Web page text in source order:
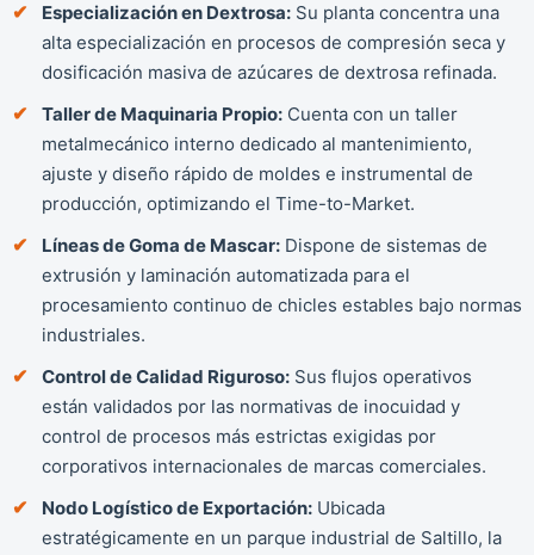
Especialización en Dextrosa: Su planta concentra una
alta especialización en procesos de compresión seca y
dosificación masiva de azúcares de dextrosa refinada.
Taller de Maquinaria Propio: Cuenta con un taller
metalmecánico interno dedicado al mantenimiento,
ajuste y diseño rápido de moldes e instrumental de
producción, optimizando el Time-to-Market.
Líneas de Goma de Mascar: Dispone de sistemas de
extrusión y laminación automatizada para el
procesamiento continuo de chicles estables bajo normas
industriales.
Control de Calidad Riguroso: Sus flujos operativos
están validados por las normativas de inocuidad y
control de procesos más estrictas exigidas por
corporativos internacionales de marcas comerciales.
Nodo Logístico de Exportación: Ubicada
estratégicamente en un parque industrial de Saltillo, la